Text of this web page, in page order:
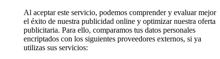
Al aceptar este servicio, podemos comprender y evaluar mejor
el éxito de nuestra publicidad online y optimizar nuestra oferta
publicitaria. Para ello, comparamos tus datos personales
encriptados con los siguientes proveedores externos, si ya
utilizas sus servicios: